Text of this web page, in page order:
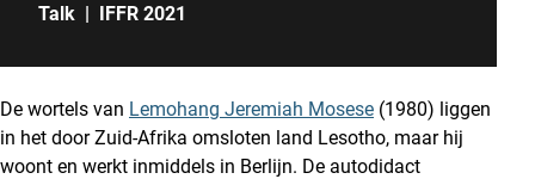
Talk | IFFR 2021
De wortels van Lemohang Jeremiah Mosese (1980) liggen
in het door Zuid-Afrika omsloten land Lesotho, maar hij
woont en werkt inmiddels in Berlijn. De autodidact